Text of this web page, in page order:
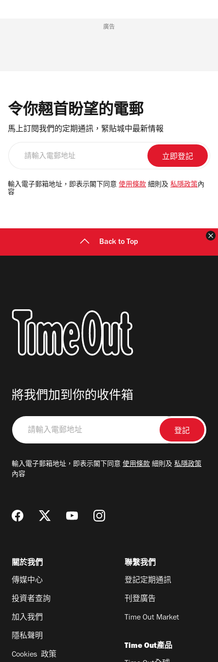
廣告
令你翹首盼望的電郵
馬上訂閱我們的定期通訊，緊貼城中最新情報
電
郵
輸入電子郵箱地址，即表示閣下同意 使用條款 細則及 私隱政策 內
容
Back to Top
將我們加到你的收件箱
請
輸
郵
輸入電子郵箱地址，即表示閣下同意 使用條款 細則及 私隱政策
內容
關於我們
傳媒中心
投資者查詢
加入我們
隱私聲明
Cookies 政策
聯繫我們
登記定期通訊
刊登廣告
Time Out Market
Time Out產品